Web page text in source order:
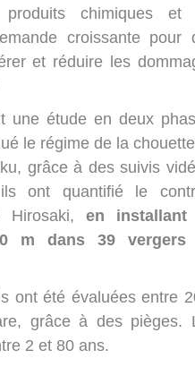
chimiques et
croissante pour
et réduire les
une étude en deux
le régime de la
grâce à des suivis
ont quantifié le
en installant
m dans 39 vergers
ont été évaluées entre
grâce à des pièges.
2 et 80 ans.